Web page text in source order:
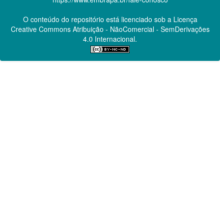
O conteúdo do repositório está licenciado sob a Licença
Creative CommonsAtribuição - NãoComercial - SemDerivações
4.0 Internacional.